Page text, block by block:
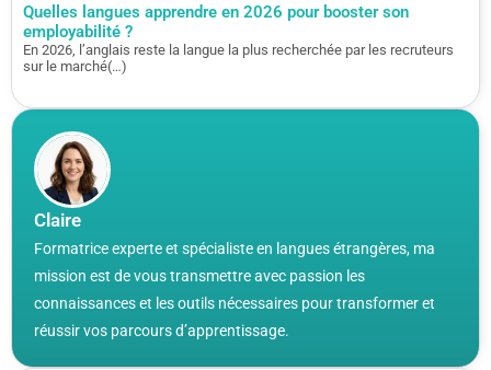
Claire
Formatrice experte et spécialiste en langues étrangères, ma
mission est de vous transmettre avec passion les
connaissances et les outils nécessaires pour transformer et
réussir vos parcours d’apprentissage.
Quelles langues apprendre en 2026 pour booster son
employabilité ?
En 2026, l’anglais reste la langue la plus recherchée par les recruteurs
sur le marché(…)